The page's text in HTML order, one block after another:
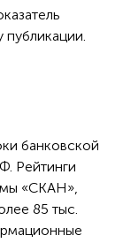
банковской
Рейтинги
«СКАН»,
85 тыс.